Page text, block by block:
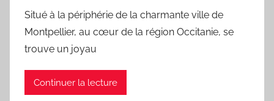
Situé à la périphérie de la charmante ville de
Montpellier, au cœur de la région Occitanie, se
trouve un joyau
Continuer la lecture